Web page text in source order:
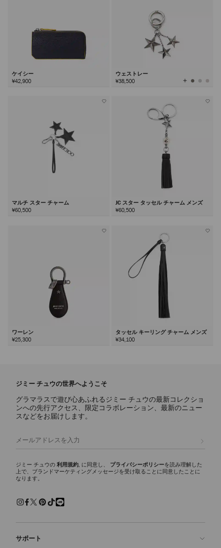
ケイシー
¥42,900
ウェストレー
¥38,500
全
て
マルチ スター チャーム
¥60,500
JC スター タッセル チャーム メンズ
¥60,500
ワーレン
¥25,300
タッセル キーリング チャーム メンズ
¥34,100
ジミー チュウの世界へようこそ
グラマラスで遊び心あふれるジミー チュウの最新コレクショ
ンへの先行アクセス、限定コラボレーション、最新のニュー
スなどをお届けします。
ジミー チュウの 利用規約, に同意し、 プライバシーポリシーを読み理解した
上で、ブランドマーケティングメッセージを受け取ることに同意したことに
なります。
サポート